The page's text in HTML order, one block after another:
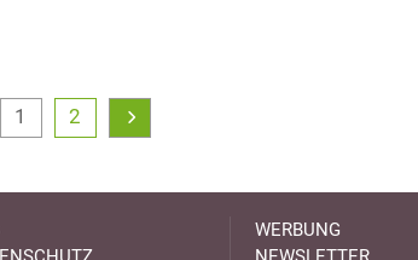
1 2
WERBUNG